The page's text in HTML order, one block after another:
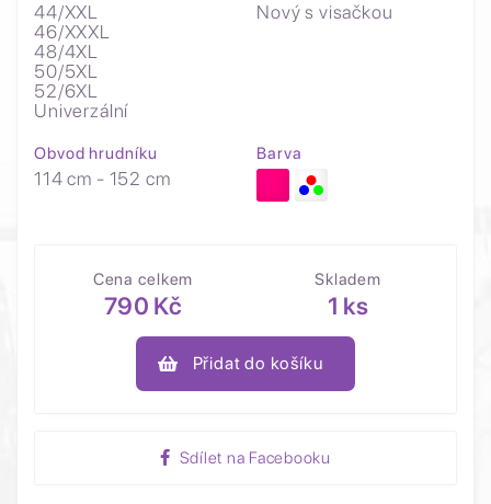
44/XXL
46/XXXL
48/4XL
50/5XL
52/6XL
Univerzální
Nový s visačkou
Obvod hrudníku
114 cm - 152 cm
Barva
Cena celkem
790 Kč
Skladem
1 ks
Přidat do košíku
Sdílet na Facebooku